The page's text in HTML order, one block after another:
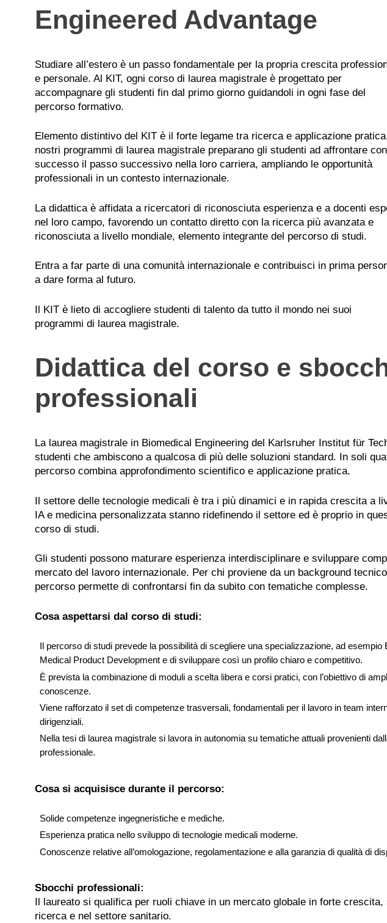
Engineered Advantage
Studiare all’estero è un passo fondamentale per la propria crescita
e personale. Al KIT, ogni corso di laurea magistrale è progettato per
accompagnare gli studenti fin dal primo giorno guidandoli in ogni fase del
percorso formativo.
Elemento distintivo del KIT è il forte legame tra ricerca e applicazione pratica.
nostri programmi di laurea magistrale preparano gli studenti ad affrontare con
successo il passo successivo nella loro carriera, ampliando le opportunità
professionali in un contesto internazionale.
La didattica è affidata a ricercatori di riconosciuta esperienza e a docenti
nel loro campo, favorendo un contatto diretto con la ricerca più avanzata e
riconosciuta a livello mondiale, elemento integrante del percorso di studi.
Entra a far parte di una comunità internazionale e contribuisci in prima
a dare forma al futuro.
Il KIT è lieto di accogliere studenti di talento da tutto il mondo nei suoi
programmi di laurea magistrale.
Didattica del corso e
professionali
La laurea magistrale in Biomedical Engineering del Karlsruher Institut für
studenti che ambiscono a qualcosa di più delle soluzioni standard. In soli
percorso combina approfondimento scientifico e applicazione pratica.
Il settore delle tecnologie medicali è tra i più dinamici e in rapida crescita a
IA e medicina personalizzata stanno ridefinendo il settore ed è proprio in
corso di studi.
Gli studenti possono maturare esperienza interdisciplinare e sviluppare
mercato del lavoro internazionale. Per chi proviene da un background
percorso permette di confrontarsi fin da subito con tematiche complesse.
Cosa aspettarsi dal corso di studi:
Il percorso di studi prevede la possibilità di scegliere una specializzazione, ad
Medical Product Development e di sviluppare così un profilo chiaro e competitivo.
È prevista la combinazione di moduli a scelta libera e corsi pratici, con l’obiettivo di
conoscenze.
Viene rafforzato il set di competenze trasversali, fondamentali per il lavoro in team
dirigenziali.
Nella tesi di laurea magistrale si lavora in autonomia su tematiche attuali provenienti
professionale.
Cosa si acquisisce durante il percorso:
Solide competenze ingegneristiche e mediche.
Esperienza pratica nello sviluppo di tecnologie medicali moderne.
Conoscenze relative all’omologazione, regolamentazione e alla garanzia di qualità di
Sbocchi professionali:
Il laureato si qualifica per ruoli chiave in un mercato globale in forte crescita,
ricerca e nel settore sanitario.